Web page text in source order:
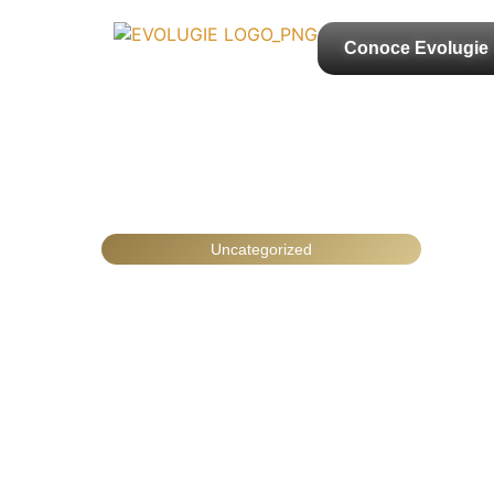
Conoce Evolugie
Uncategorized